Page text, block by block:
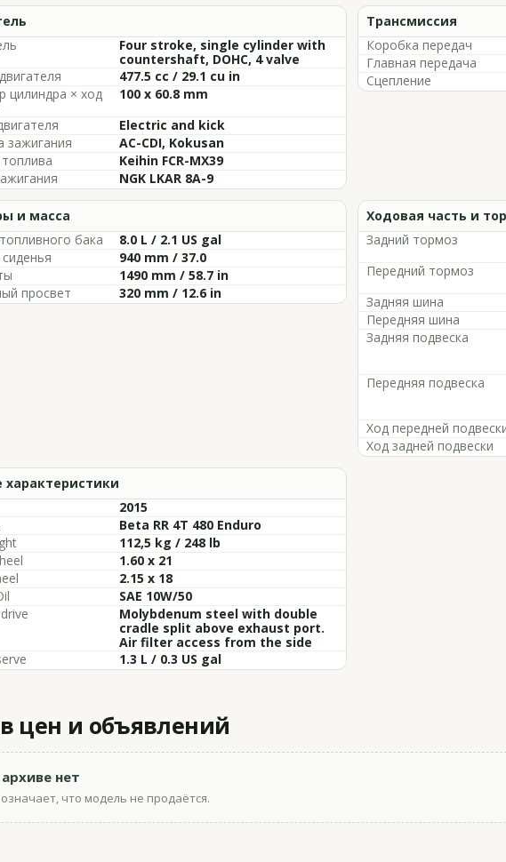
Four stroke, single cylinder with
countershaft, DOHC, 4 valve
477.5 cc / 29.1 cu in
цилиндра × ход
100 x 60.8 mm
Electric and kick
зажигания
AC-CDI, Kokusan
Keihin FCR-MX39
NGK LKAR 8A-9
Трансмиссия
Коробка передач
Главная передача
Сцепление
и масса
бака
8.0 L / 2.1 US gal
940 mm / 37.0
1490 mm / 58.7 in
просвет
320 mm / 12.6 in
Ходовая часть и
Задний тормоз
Передний тормоз
Задняя шина
Передняя шина
Задняя подвеска
Передняя подвеска
Ход передней
Ход задней подвески
характеристики
2015
Beta RR 4T 480 Enduro
112,5 kg / 248 lb
1.60 x 21
2.15 x 18
SAE 10W/50
Molybdenum steel with double
cradle split above exhaust port.
Air filter access from the side
1.3 L / 0.3 US gal
цен и объявлений
нет
что модель не продаётся.